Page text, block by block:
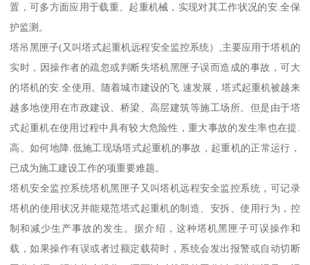
置，可多方面应用于载重、起重机械，实现对其工作状况的安.全保
护监测。
塔吊黑匣子(又叫塔式起重机远程安全监控系统）,主要应用于塔机的
实时，因操作者的疏忽或判断失塔机黑匣子误而造成的事故，可大
的塔机的安.全使用。随着城市建设的飞.速发展，塔式起重机被越来
越多地使用在市政建设、桥梁、高层建筑等施工场所。但是由于塔
式起重机在使用过程中具有较大危险性，重大事故的发生率也在提.
高。如何地降.低施工现场塔式起重机的事故，起重机的正常运行，
已成为施工建设工作的项重要难题。
塔机安全监控系统塔机黑匣子又叫塔机远程安全监控系统，可记录
塔机的使用状况并能规范塔式起重机的制造、安拆、使用行为，控
制和减少生产事故的发生。据介绍，这种塔机黑匣子可误操作和
载，如果操作有误或者过额定载荷时，系统会发出报警或自动切断